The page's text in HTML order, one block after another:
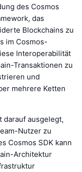
des Cosmos
das
Blockchains zu
im Cosmos-
Interoperabilität
Transaktionen zu
und
mehrere Ketten
darauf ausgelegt,
Nutzer zu
Cosmos SDK kann
Architektur